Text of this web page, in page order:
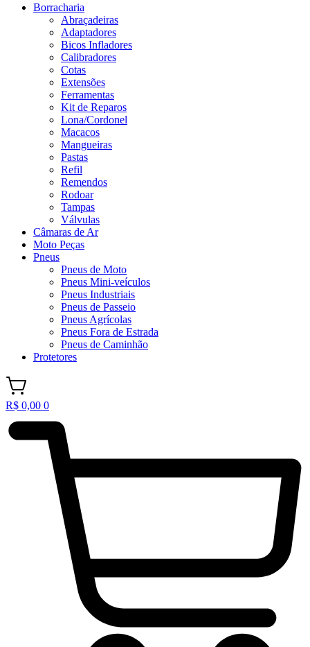
Borracharia
Abraçadeiras
Adaptadores
Bicos Infladores
Calibradores
Cotas
Extensões
Ferramentas
Kit de Reparos
Lona/Cordonel
Macacos
Mangueiras
Pastas
Refil
Remendos
Rodoar
Tampas
Válvulas
Câmaras de Ar
Moto Peças
Pneus
Pneus de Moto
Pneus Mini-veículos
Pneus Industriais
Pneus de Passeio
Pneus Agrícolas
Pneus Fora de Estrada
Pneus de Caminhão
Protetores
R$ 0,00 0